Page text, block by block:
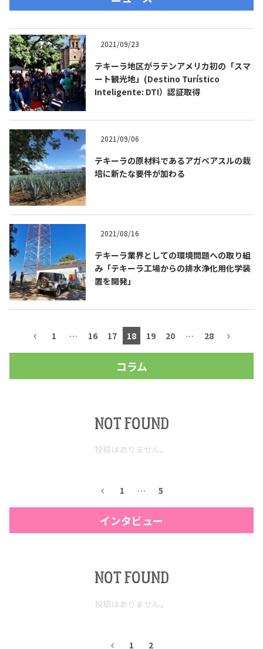
2021/09/23
テキーラ地区がラテンアメリカ初の「スマ
ート観光地」(Destino Turístico
Inteligente: DTI）認証取得
2021/09/06
テキーラの原材料であるアガベアスルの栽
培に新たな要件が加わる
2021/08/16
テキーラ業界としての環境問題への取り組
み「テキーラ工場からの排水浄化用化学装
置を開発」
1 … 16 17 18 19 20 … 28
コラム
NOT FOUND
投稿はありません。
1 … 5
インタビュー
NOT FOUND
投稿はありません。
1 2